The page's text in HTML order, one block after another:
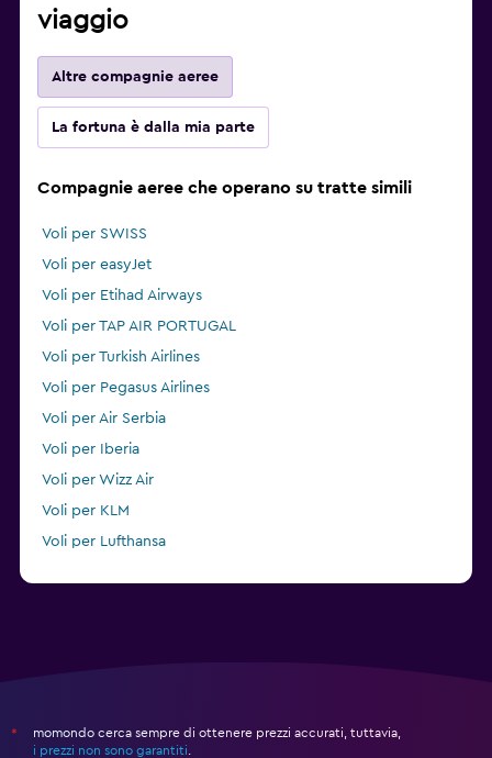
viaggio
Altre compagnie aeree
La fortuna è dalla mia parte
Compagnie aeree che operano su tratte simili
Voli per SWISS
Voli per easyJet
Voli per Etihad Airways
Voli per TAP AIR PORTUGAL
Voli per Turkish Airlines
Voli per Pegasus Airlines
Voli per Air Serbia
Voli per Iberia
Voli per Wizz Air
Voli per KLM
Voli per Lufthansa
*
momondo cerca sempre di ottenere prezzi accurati, tuttavia,
i prezzi non sono garantiti